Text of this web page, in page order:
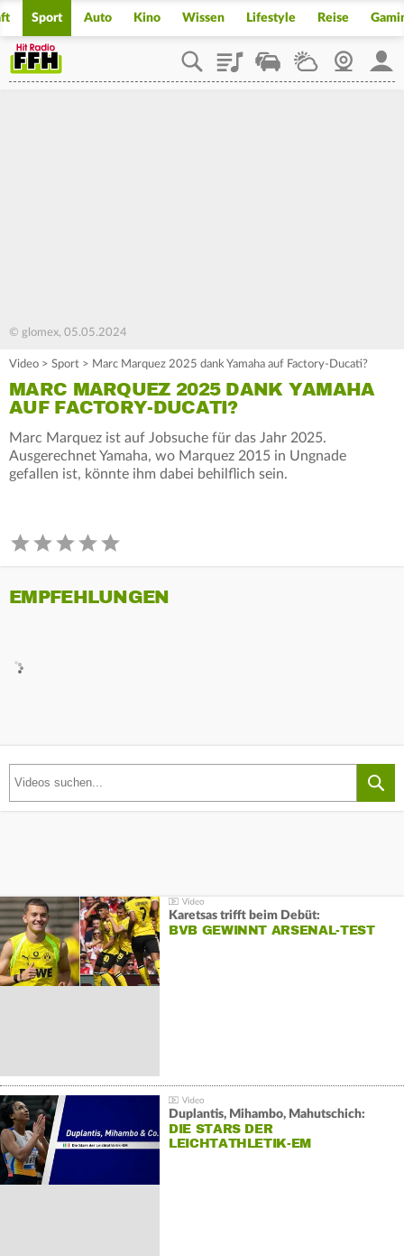
Sport Auto Kino Wissen Lifestyle Reise
PlaylistStaupilotWetterWebcam
© glomex, 05.05.2024
Video > Sport > Marc Marquez 2025 dank Yamaha auf Factory-Ducati?
MARC MARQUEZ 2025 DANK YAMAHA
AUF FACTORY-DUCATI?
Marc Marquez ist auf Jobsuche für das Jahr 2025.
Ausgerechnet Yamaha, wo Marquez 2015 in Ungnade
gefallen ist, könnte ihm dabei behilflich sein.
EMPFEHLUNGEN
Karetsas trifft beim Debüt:
BVB GEWINNT ARSENAL-TEST
Duplantis, Mihambo, Mahutschich:
DIE STARS DER
LEICHTATHLETIK-EM